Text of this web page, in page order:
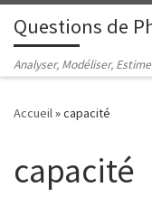
Passer au contenu
Questions de
Analyser, Modéliser,
Accueil»capacité
capacité